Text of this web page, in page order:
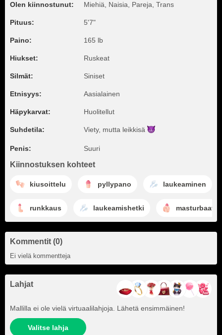
Olen kiinnostunut: Miehiä, Naisia, Pareja, Trans
Pituus: 5'7"
Paino: 165 lb
Hiukset: Ruskeat
Silmät: Siniset
Etnisyys: Aasialainen
Häpykarvat: Huolitellut
Suhdetila: Viety, mutta leikkisä
Penis: Suuri
Kiinnostuksen kohteet
kiusoittelu pyllypano laukeaminen
runkkaus laukeamishetki masturbaatio
Kommentit (0)
Ei vielä kommentteja
Lahjat
Mallilla ei ole vielä virtuaalilahjoja. Lähetä ensimmäinen!
Valitse lahja